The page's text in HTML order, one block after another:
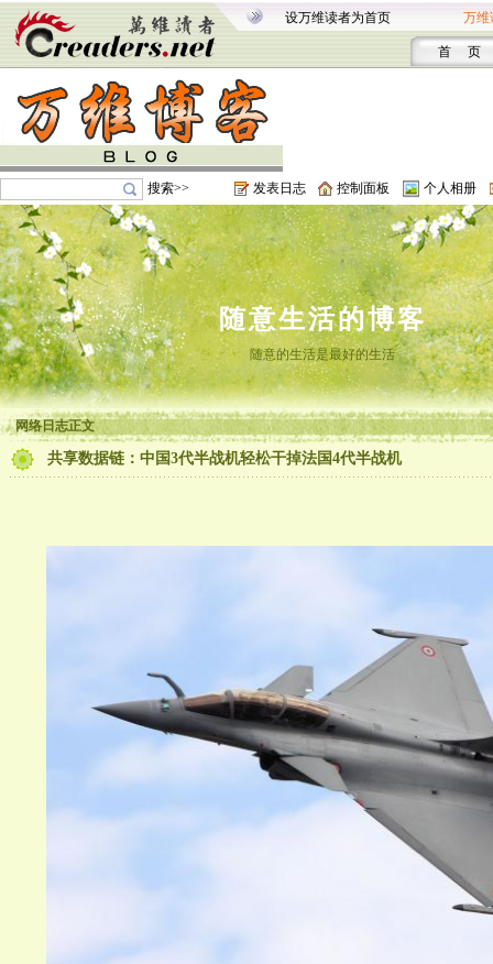
设万维读者为首页 万维
首 页
搜索>> 发表日志 控制面板 个人相册
随意生活的博客
随意的生活是最好的生活
网络日志正文
共享数据链：中国3代半战机轻松干掉法国4代半战机